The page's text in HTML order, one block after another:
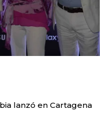
lanzó en Cartagena